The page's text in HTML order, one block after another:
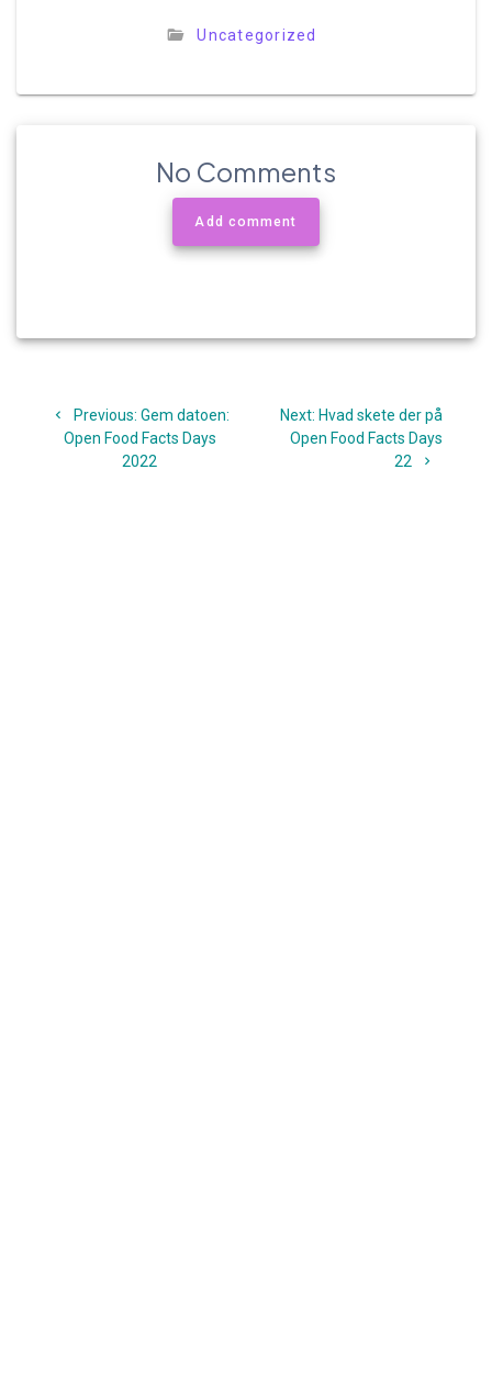
Uncategorized
No Comments
Add comment
Previous: Previous
post:
Gem datoen:
Open Food Facts Days
2022
Next: Next
post:
Hvad skete der på
Open Food Facts Days
22